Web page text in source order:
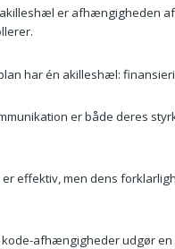
er afhængigheden
har én akilleshæl:
er både deres
effektiv, men dens
kode-afhængigheder udgør